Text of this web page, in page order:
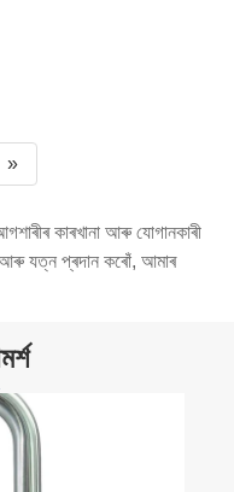
»
কাৰখানা আৰু যোগানকাৰী
আৰু যত্ন প্ৰদান কৰোঁ, আমাৰ